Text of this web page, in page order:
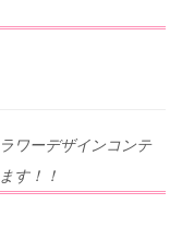
ワーデザインコンテ
す！！